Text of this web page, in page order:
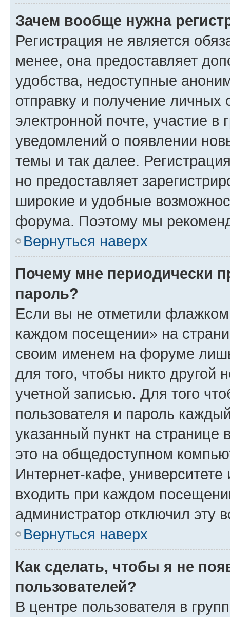
Зачем вообще нужна
Регистрация не является
менее, она предоставляет
удобства, недоступные
отправку и получение
электронной почте, участие в
уведомлений о появлении
темы и так далее.
но предоставляет
широкие и удобные
форума. Поэтому мы
Вернуться наверх
Почему мне периодически
пароль?
Если вы не отметили флажком
каждом посещении» на
своим именем на форуме
для того, чтобы никто другой
учетной записью. Для того
пользователя и пароль
указанный пункт на
это на общедоступном
Интернет-кафе, университете
входить при каждом
администратор отключил эту
Вернуться наверх
Как сделать, чтобы я не
пользователей?
В центре пользователя в